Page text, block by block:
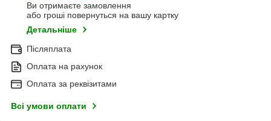
Ви отримаєте замовлення
або гроші повернуться на вашу картку
Детальніше
Післяплата
Оплата на рахунок
Оплата за реквізитами
Всі умови оплати